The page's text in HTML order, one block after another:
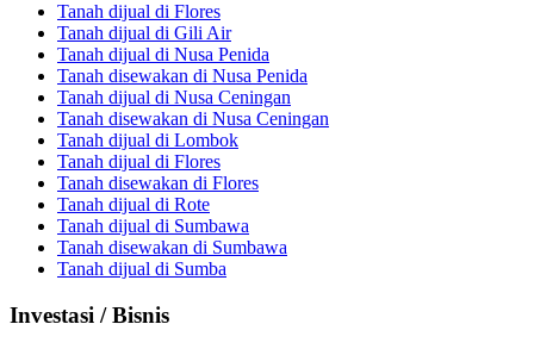
Tanah dijual di Flores
Tanah dijual di Gili Air
Tanah dijual di Nusa Penida
Tanah disewakan di Nusa Penida
Tanah dijual di Nusa Ceningan
Tanah disewakan di Nusa Ceningan
Tanah dijual di Lombok
Tanah dijual di Flores
Tanah disewakan di Flores
Tanah dijual di Rote
Tanah dijual di Sumbawa
Tanah disewakan di Sumbawa
Tanah dijual di Sumba
Investasi / Bisnis